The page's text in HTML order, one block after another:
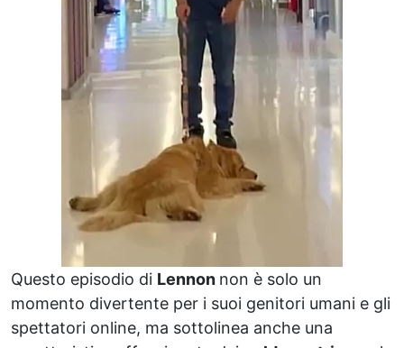
Questo episodio di Lennon non è solo un
momento divertente per i suoi genitori umani e gli
spettatori online, ma sottolinea anche una